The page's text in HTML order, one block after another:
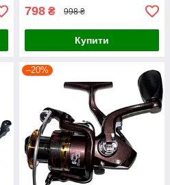
798 ₴ 998 ₴
Купити
–20%